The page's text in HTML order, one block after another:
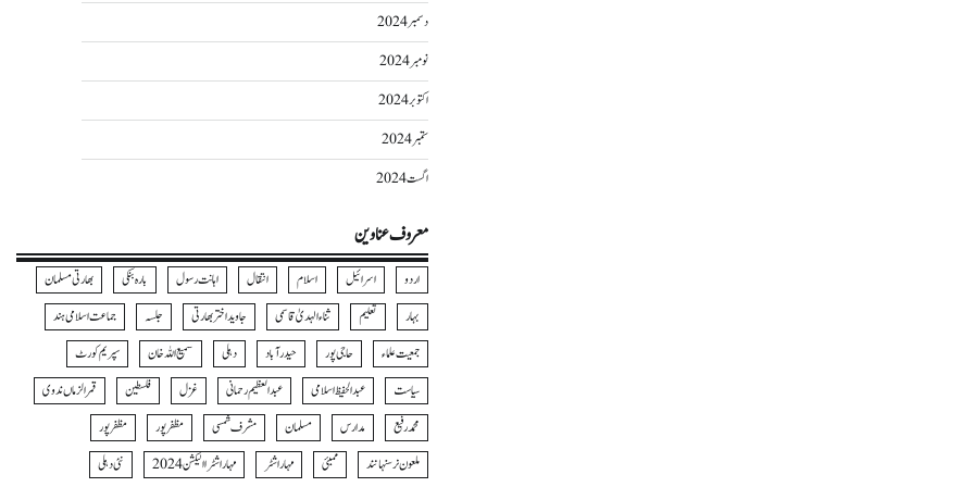
دسمبر 2024
نومبر 2024
اکتوبر 2024
ستمبر 2024
اگست 2024
معروف عناوین
اردو اسرائیل اسلام انتقال اہانت رسول بارہ بنکی
بھارتی مسلمان
بہار
تعلیم ثناءالہدیٰ قاسمی جاوید اختر بھارتی جلسہ
جماعت اسلامی ہند
جمعیت علماء
حاجی پور حیدرآباد دہلی سمیع اللہ خان
سپریم کورٹ
سیاست
عبدالحفیظ اسلامی عبدالعظیم رحمانی غزل فلسطین
قمرالزماں ندوی
محمد رفیع
مدارس مسلمان مشرف شمسی مظفر پور
مظفرپور
ملعون نرسنہا نند
ممبئی مہاراشٹر مہاراشٹرا الیکشن 2024
نئی دہلی